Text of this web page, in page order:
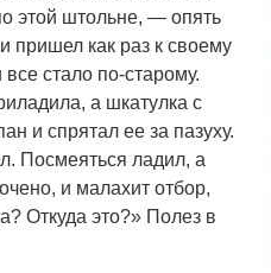
этой штольне, — опять
пришел как раз к своему
стало по-старому.
а шкатулка с
и спрятал ее за пазуху.
Посмеяться ладил, а
и малахит отбор,
Откуда это?» Полез в